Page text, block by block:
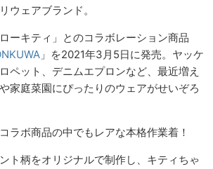
ウェアブランド。
ーキティ」とのコラボレーション商品
」を2021年3月5日に発売。ヤッケ
ペット、デニムエプロンなど、最近増え
家庭菜園にぴったりのウェアがせいぞろ
ラボ商品の中でもレアな本格作業着！
ト柄をオリジナルで制作し、キティちゃ